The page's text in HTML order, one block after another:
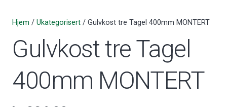
Hjem / Ukategorisert / Gulvkost tre Tagel 400mm MONTERT
Gulvkost tre Tagel
400mm MONTERT